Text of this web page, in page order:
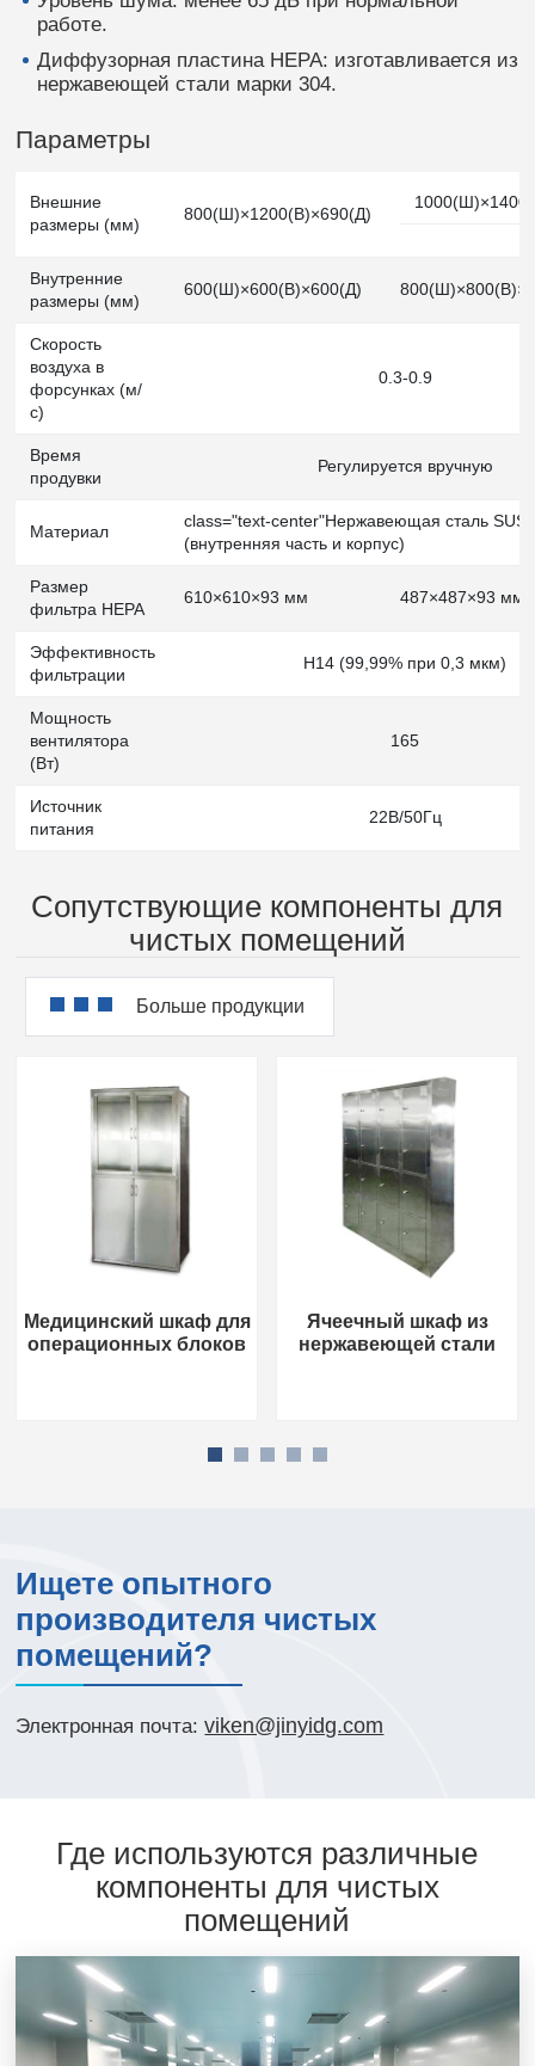
работе.
Диффузорная пластина HEPA: изготавливается из
нержавеющей стали марки 304.
Параметры
Внешние
размеры (мм)
800(Ш)×1200(В)×690(Д)
Внутренние
размеры (мм)
600(Ш)×600(В)×600(Д)
Скорость
воздуха в
форсунках (м/
с)
0.3-0.9
Время
продувки
Регулируется вручную
Материал
class="text-center"Нержавеющая сталь
(внутренняя часть и корпус)
Размер
фильтра HEPA
610×610×93 мм 487×487×93 мм
Эффективность
фильтрации
H14 (99,99% при 0,3 мкм)
Мощность
вентилятора
(Вт)
165
Источник
питания
22В/50Гц
Сопутствующие компоненты для
чистых помещений
Больше продукции
Медицинский шкаф для
операционных блоков
Ячеечный шкаф из
нержавеющей стали
Ищете опытного
производителя чистых
помещений?
Электронная почта:viken@jinyidg.com
Где используются различные
компоненты для чистых
помещений